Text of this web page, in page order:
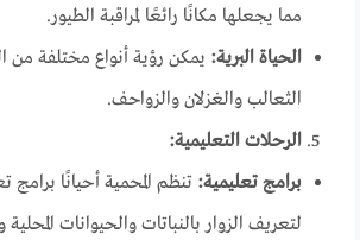
مما يجعلها مكانًا رائعًا لمراقبة الطيور.
الحياة البرية: يمكن رؤية أنواع مختلفة من
الثعالب والغزلان والزواحف.
الرحلات التعليمية:
برامج تعليمية: تنظم المحمية أحيانًا
لتعريف الزوار بالنباتات والحيوانات